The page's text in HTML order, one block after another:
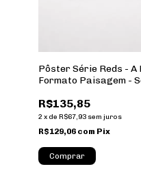
Pôster Série Reds - A
Formato Paisagem -
R$135,85
2 x de R$67,93 sem juros
R$129,06 com Pix
Comprar